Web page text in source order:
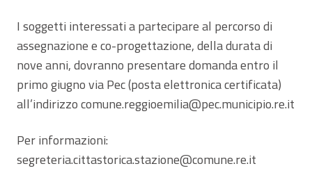
I soggetti interessati a partecipare al percorso di
assegnazione e co-progettazione, della durata di
nove anni, dovranno presentare domanda entro il
primo giugno via Pec (posta elettronica certificata)
all’indirizzo comune.reggioemilia@pec.municipio.re.it
Per informazioni:
segreteria.cittastorica.stazione@comune.re.it